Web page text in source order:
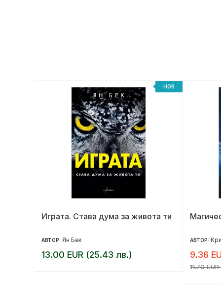
НОВ
Играта. Става дума за живота ти
АВТОР: Ян Бек
13.00 EUR (25.43 лв.)
АВТОР:
9.36
11.70